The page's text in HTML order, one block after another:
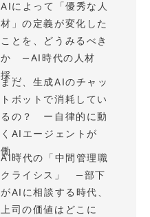
AIによって「優秀な人
材」の定義が変化した
ことを、どうみるべき
か —AI時代の人材
採...
まだ、生成AIのチャッ
トボットで消耗してい
るの？ ー自律的に動
くAIエージェントが
働...
AI時代の「中間管理職
クライシス」 —部下
がAIに相談する時代、
上司の価値はどこに